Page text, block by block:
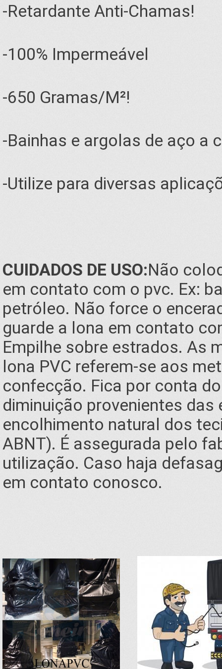
-Retardante Anti-Chamas!
-100% Impermeável
-650 Gramas/M²!
-Bainhas e argolas de aço a
-Utilize para diversas
CUIDADOS DE USO:Não
em contato com o pvc. Ex:
petróleo. Não force o
guarde a lona em contato
Empilhe sobre estrados. As
lona PVC referem-se aos
confecção. Fica por conta
diminuição provenientes
encolhimento natural dos
ABNT). É assegurada pelo
utilização. Caso haja
em contato conosco.